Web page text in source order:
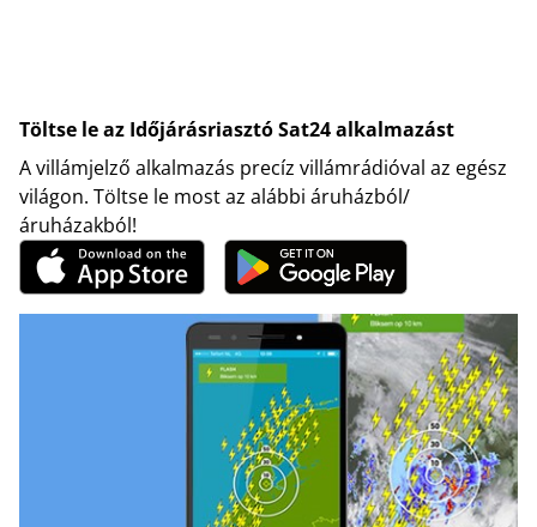
Töltse le az Időjárásriasztó Sat24 alkalmazást
A villámjelző alkalmazás precíz villámrádióval az egész
világon. Töltse le most az alábbi áruházból/
áruházakból!